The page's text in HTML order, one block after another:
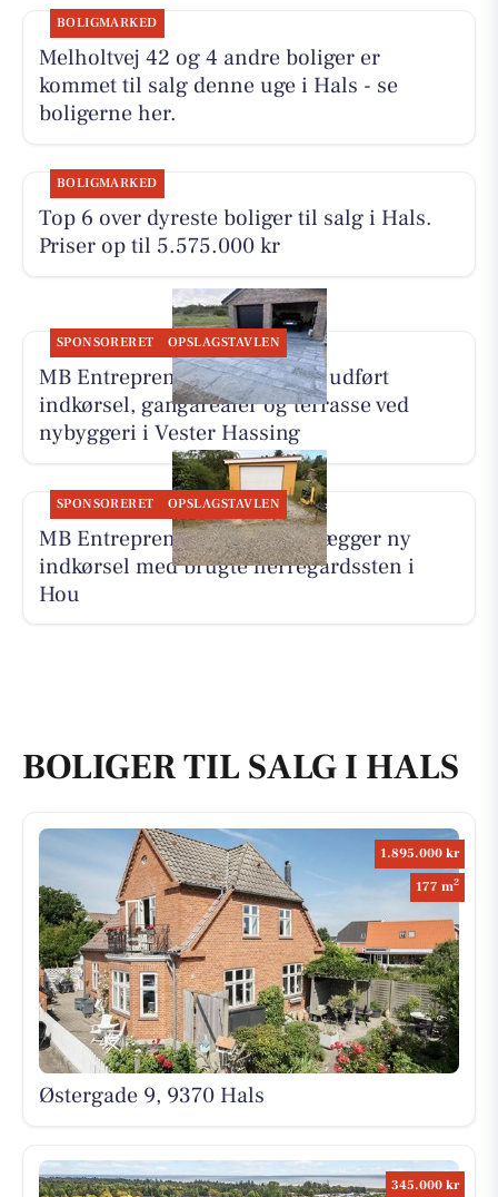
BOLIGMARKED
Melholtvej 42 og 4 andre boliger er
kommet til salg denne uge i Hals - se
boligerne her.
BOLIGMARKED
Top 6 over dyreste boliger til salg i Hals.
Priser op til 5.575.000 kr
SPONSORERET OPSLAGSTAVLEN
MB Entreprenør & Anlæg har udført
indkørsel, gangarealer og terrasse ved
nybyggeri i Vester Hassing
SPONSORERET OPSLAGSTAVLEN
MB Entreprenør & Anlæg anlægger ny
indkørsel med brugte herregårdssten i
Hou
BOLIGER TIL SALG I HALS
1.895.000 kr
177 m2
Østergade 9, 9370 Hals
345.000 kr